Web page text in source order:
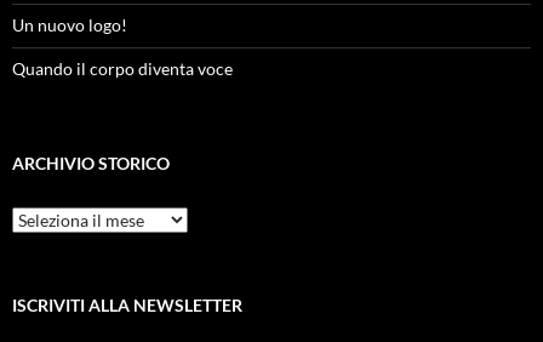
Un nuovo logo!
Quando il corpo diventa voce
ARCHIVIO STORICO
Archivio
Storico
ISCRIVITI ALLA NEWSLETTER